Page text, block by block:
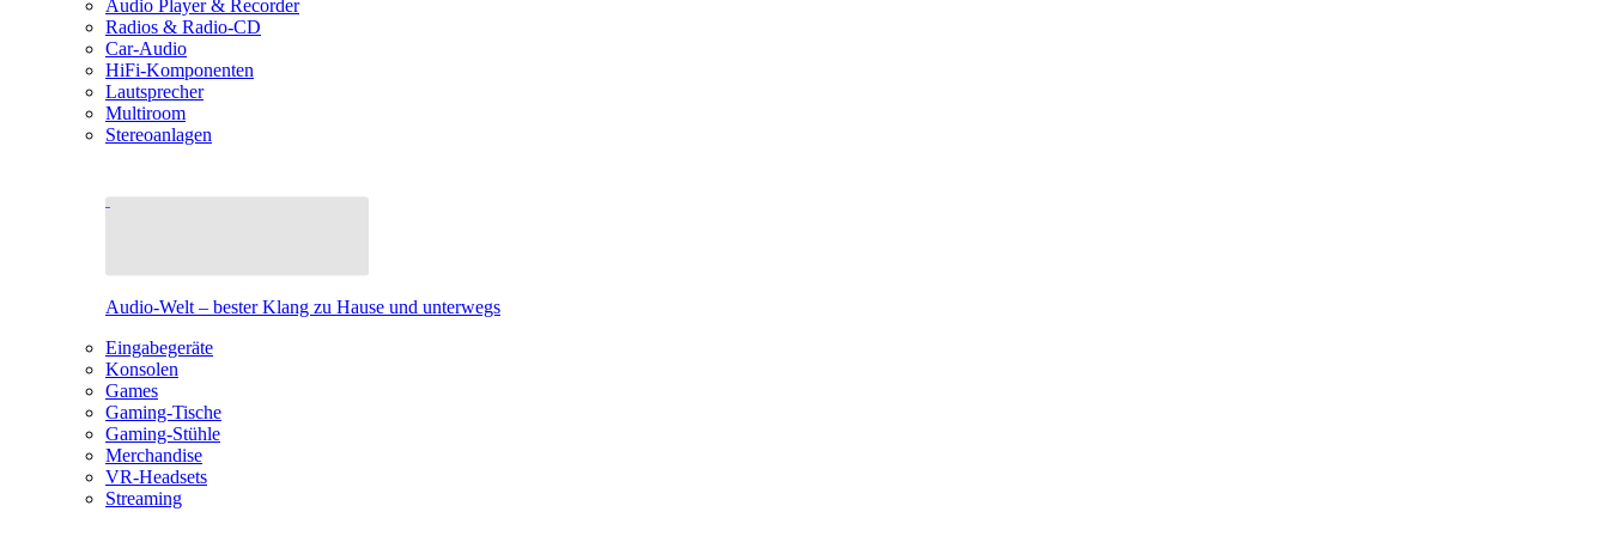
Audio Player & Recorder
Radios & Radio-CD
Car-Audio
HiFi-Komponenten
Lautsprecher
Multiroom
Stereoanlagen
Audio-Welt – bester Klang zu Hause und unterwegs
Eingabegeräte
Konsolen
Games
Gaming-Tische
Gaming-Stühle
Merchandise
VR-Headsets
Streaming